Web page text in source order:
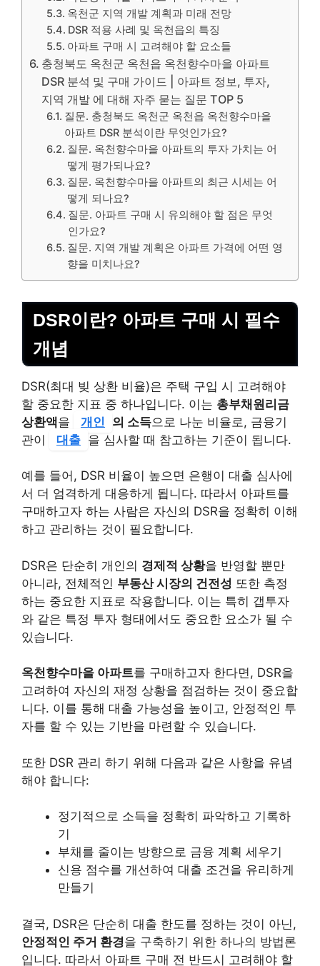
옥천군 지역 개발 계획과 미래 전망
DSR 적용 사례 및 옥천읍의 특징
아파트 구매 시 고려해야 할 요소들
충청북도 옥천군 옥천읍 옥천향수마을 아파트
DSR 분석 및 구매 가이드 | 아파트 정보, 투자,
지역 개발 에 대해 자주 묻는 질문 TOP 5
질문. 충청북도 옥천군 옥천읍 옥천향수마을
아파트 DSR 분석이란 무엇인가요?
질문. 옥천향수마을 아파트의 투자 가치는 어
떻게 평가되나요?
질문. 옥천향수마을 아파트의 최근 시세는 어
떻게 되나요?
질문. 아파트 구매 시 유의해야 할 점은 무엇
인가요?
질문. 지역 개발 계획은 아파트 가격에 어떤 영
향을 미치나요?
DSR이란? 아파트 구매 시 필수
개념
DSR(최대 빚 상환 비율)은 주택 구입 시 고려해야
할 중요한 지표 중 하나입니다. 이는 총부채원리금
상환액을 개인 의 소득으로 나눈 비율로, 금융기
관이
대출 을 심사할 때 참고하는 기준이 됩니다.
예를 들어, DSR 비율이 높으면 은행이 대출 심사에
서 더 엄격하게 대응하게 됩니다. 따라서 아파트를
구매하고자 하는 사람은 자신의 DSR을 정확히 이해
하고 관리하는 것이 필요합니다.
DSR은 단순히 개인의 경제적 상황을 반영할 뿐만
아니라, 전체적인 부동산 시장의 건전성 또한 측정
하는 중요한 지표로 작용합니다. 이는 특히 갭투자
와 같은 특정 투자 형태에서도 중요한 요소가 될 수
있습니다.
옥천향수마을 아파트를 구매하고자 한다면, DSR을
고려하여 자신의 재정 상황을 점검하는 것이 중요합
니다. 이를 통해 대출 가능성을 높이고, 안정적인 투
자를 할 수 있는 기반을 마련할 수 있습니다.
또한 DSR 관리 하기 위해 다음과 같은 사항을 유념
해야 합니다:
정기적으로 소득을 정확히 파악하고 기록하
기
부채를 줄이는 방향으로 금융 계획 세우기
신용 점수를 개선하여 대출 조건을 유리하게
만들기
결국, DSR은 단순히 대출 한도를 정하는 것이 아닌,
안정적인 주거 환경을 구축하기 위한 하나의 방법론
입니다. 따라서 아파트 구매 전 반드시 고려해야 할